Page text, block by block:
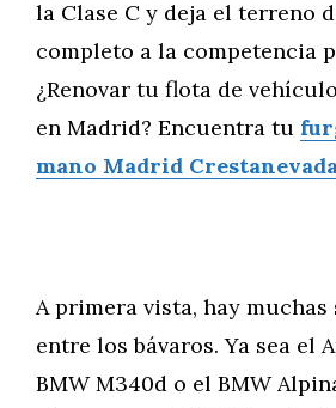
la Clase C y deja el terreno
completo a la competencia
¿Renovar tu flota de
en Madrid? Encuentra tu
mano Madrid
A primera vista, hay
entre los bávaros. Ya sea el
BMW M340d o el BMW